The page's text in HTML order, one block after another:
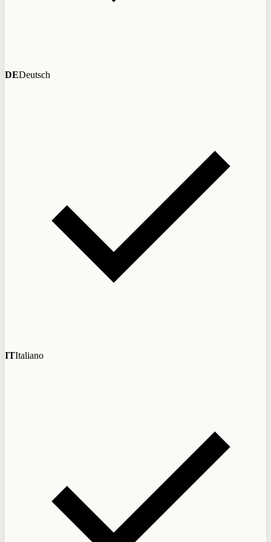
DEDeutsch
ITItaliano